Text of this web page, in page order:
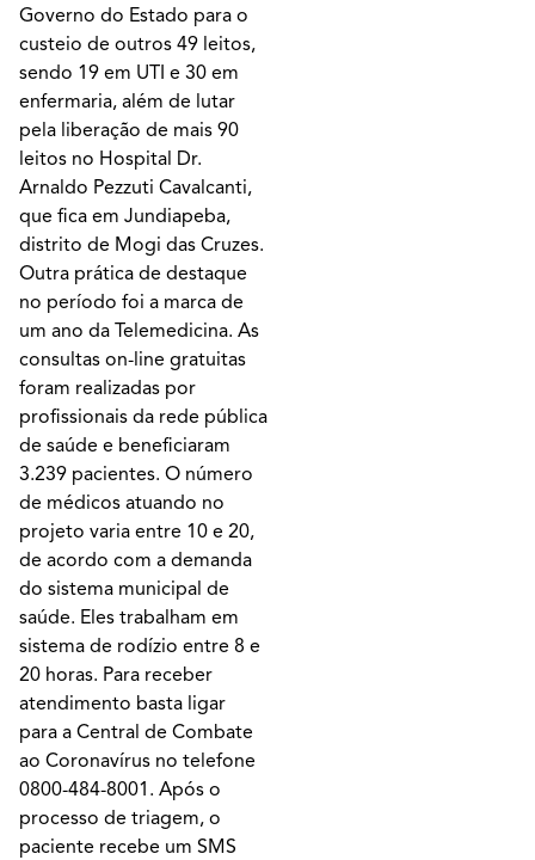
Governo do Estado para o
custeio de outros 49 leitos,
sendo 19 em UTI e 30 em
enfermaria, além de lutar
pela liberação de mais 90
leitos no Hospital Dr.
Arnaldo Pezzuti Cavalcanti,
que fica em Jundiapeba,
distrito de Mogi das Cruzes.
Outra prática de destaque
no período foi a marca de
um ano da Telemedicina. As
consultas on-line gratuitas
foram realizadas por
profissionais da rede pública
de saúde e beneficiaram
3.239 pacientes. O número
de médicos atuando no
projeto varia entre 10 e 20,
de acordo com a demanda
do sistema municipal de
saúde. Eles trabalham em
sistema de rodízio entre 8 e
20 horas. Para receber
atendimento basta ligar
para a Central de Combate
ao Coronavírus no telefone
0800-484-8001. Após o
processo de triagem, o
paciente recebe um SMS